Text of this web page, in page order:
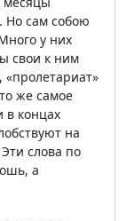
Но сам собою
у них
свои к ним
же самое
в концах
на
слова по
а